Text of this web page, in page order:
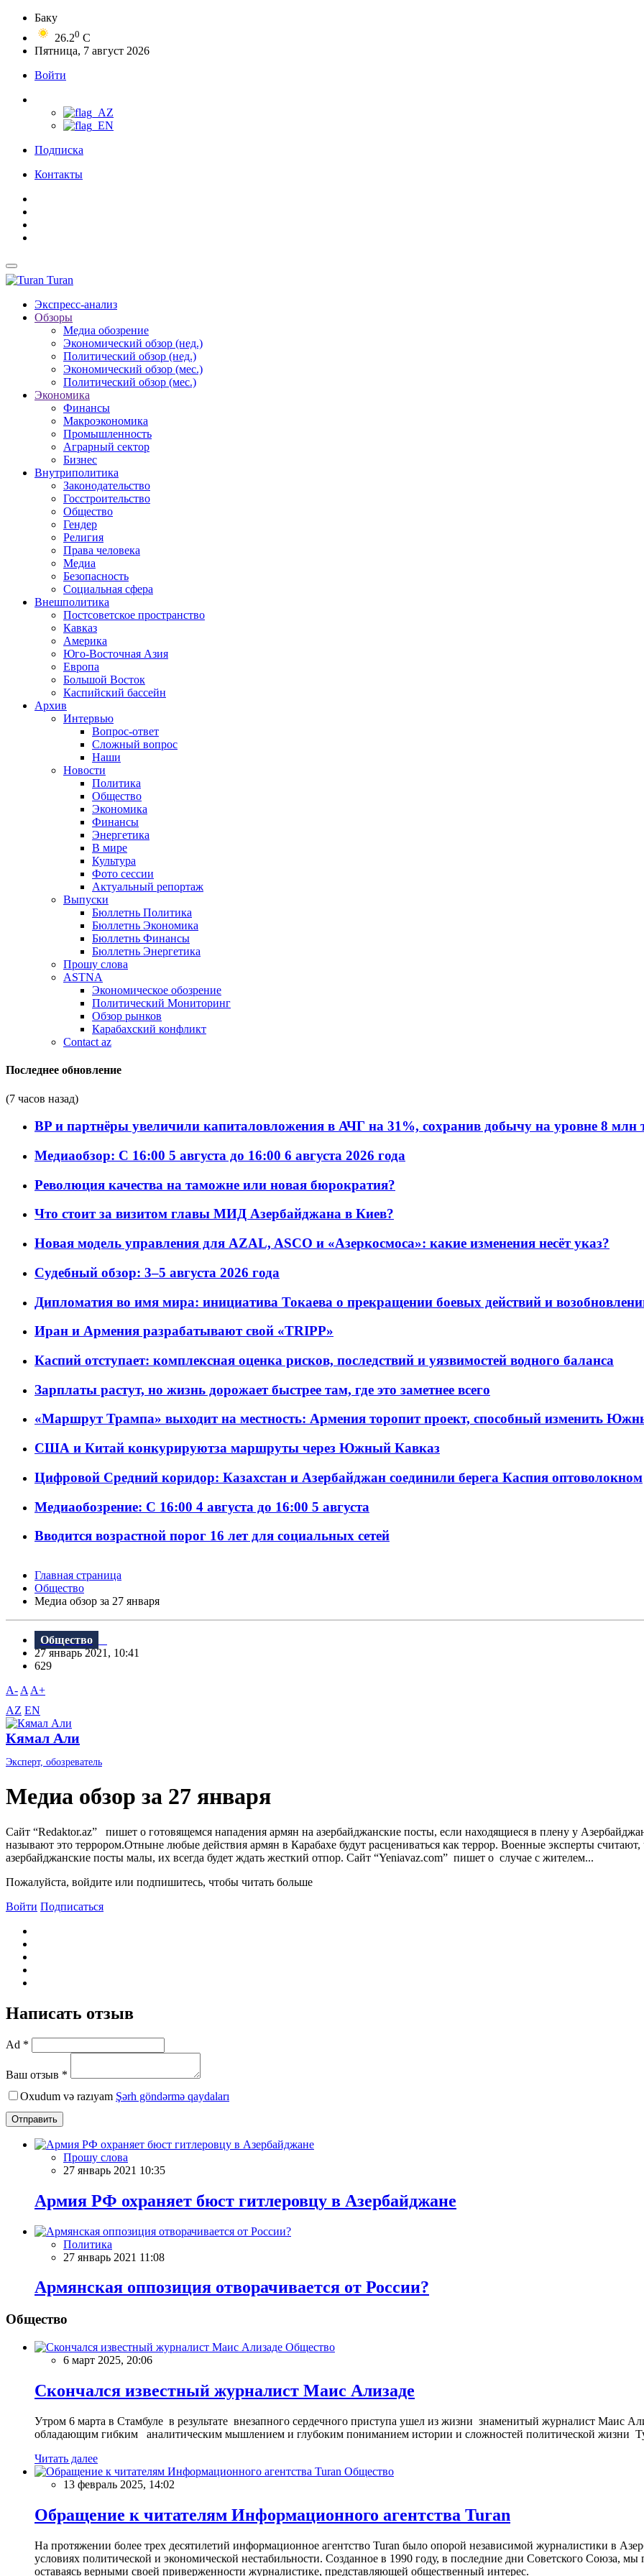
Баку
26.20 C
Пятница, 7 август 2026
Войти
Подписка
Контакты
Turan
Экспресс-анализ
Обзоры
Медиа обозрение
Экономический обзор (нед.)
Политический обзор (нед.)
Экономический обзор (мес.)
Политический обзор (мес.)
Экономика
Финансы
Макроэкономика
Промышленность
Аграрный сектор
Бизнес
Внутриполитика
Законодательство
Госстроительство
Общество
Гендер
Религия
Права человека
Медиа
Безопасность
Социальная сфера
Внешполитика
Постсоветское пространство
Кавказ
Америка
Юго-Восточная Азия
Европа
Большой Восток
Каспийский бассейн
Архив
Интервью
Вопрос-ответ
Сложный вопрос
Наши
Новости
Политика
Общество
Экономика
Финансы
Энергетика
В мире
Культура
Фото сессии
Актуальный репортаж
Выпуски
Бюллетнь Политика
Бюллетнь Экономика
Бюллетнь Финансы
Бюллетнь Энергетика
Прошу слова
ASTNA
Экономическое обозрение
Политический Мониторинг
Обзор рынков
Карабахский конфликт
Contact az
Последнее обновление
(7 часов назад)
BP и партнёры увеличили капиталовложения в АЧГ на 31%, сохранив добычу на уровне 8 млн
Медиаобзор: С 16:00 5 августа до 16:00 6 августа 2026 года
Революция качества на таможне или новая бюрократия?
Что стоит за визитом главы МИД Азербайджана в Киев?
Новая модель управления для AZAL, ASCO и «Азеркосмоса»: какие изменения несёт указ?
Судебный обзор: 3–5 августа 2026 года
Дипломатия во имя мира: инициатива Токаева о прекращении боевых действий и
Иран и Армения разрабатывают свой «TRIPP»
Каспий отступает: комплексная оценка рисков, последствий и уязвимостей водного баланса
Зарплаты растут, но жизнь дорожает быстрее там, где это заметнее всего
«Маршрут Трампа» выходит на местность: Армения торопит проект, способный изменить
США и Китай конкурируютза маршруты через Южный Кавказ
Цифровой Средний коридор: Казахстан и Азербайджан соединили берега Каспия оптоволокном
Медиаобозрение: С 16:00 4 августа до 16:00 5 августа
Вводится возрастной порог 16 лет для социальных сетей
Главная страница
Общество
Meдиа обзор за 27 января
Общество
27 январь 2021, 10:41
629
A- A A+
AZ EN
Кямал Али
Эксперт, обозреватель
Meдиа обзор за 27 января
Сайт “Redaktor.az” пишет о готовящемся нападения армян на азербайджанские посты, если находящиеся в плену у
называют это террором.Отныне любые действия армян в Карабахе будут расцениваться как террор. Военные эксперты
азербайджанские посты малы, их всегда будет ждать жесткий отпор. Сайт “Yeniavaz.com” пишет о случае с жителем...
Пожалуйста, войдите или подпишитесь, чтобы читать больше
Войти Подписаться
Написать отзыв
Ad *
Ваш отзыв *
Oxudum və razıyam Şərh göndərmə qaydaları
Отправить
Прошу слова
27 январь 2021 10:35
Армия РФ охраняет бюст гитлеровцу в Азербайджане
Политика
27 январь 2021 11:08
Армянская оппозиция отворачивается от России?
Общество
Общество
6 март 2025, 20:06
Скончался известный журналист Маис Ализаде
Утром 6 марта в Стамбуле в результате внезапного сердечного приступа ушел из жизни знаменитый журналист Маис
обладающим гибким аналитическим мышлением и глубоким пониманием истории и сложностей политической жизни
Читать далее
Общество
13 февраль 2025, 14:02
Обращение к читателям Информационного агентства Turan
На протяжении более трех десятилетий информационное агентство Turan было опорой независимой журналистики в
условиях политической и экономической нестабильности. Созданное в 1990 году, в последние дни Советского Союза,
оставаясь верными своей приверженности журналистике, представляющей общественный интерес.